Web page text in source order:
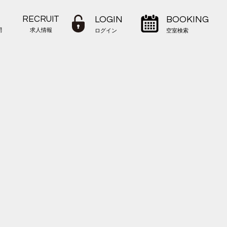
RECRUIT
求人情報
LOGIN
ログイン
BOOKING
空室検索